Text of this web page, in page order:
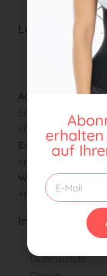
Latin body
Kontaktieren Sie
Adresse:
Schöneggstrasse 18
8004 Zürich, Schweiz
E-Mail:
info@latinbody.ch
WhatsApp:
+41792626427
Informationen
Allgemeine
Datenschutz
erhalten
auf